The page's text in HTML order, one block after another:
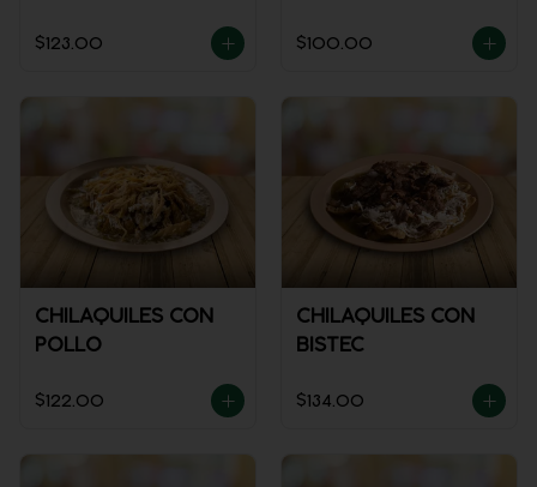
$123.00 $100.00
CHILAQUILES CON
POLLO
$122.00
CHILAQUILES CON
BISTEC
$134.00